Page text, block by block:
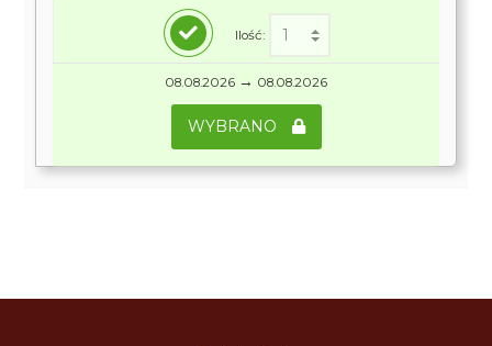
Ilość:
08.08.2026 → 08.08.2026
WYBRANO